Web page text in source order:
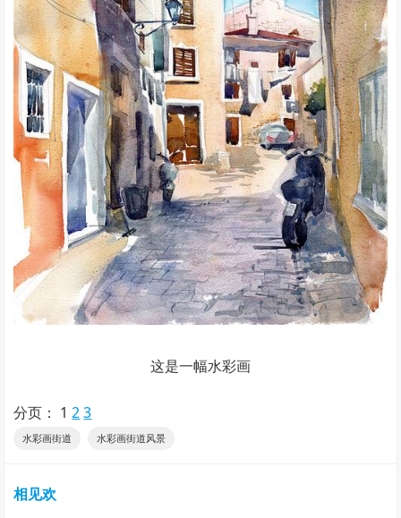
这是一幅水彩画
分页： 1 2 3
水彩画街道 水彩画街道风景
相见欢